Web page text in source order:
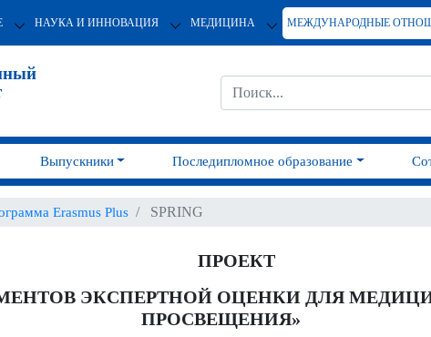
НАУКА И ИННОВАЦИЯ МЕДИЦИНА МЕЖДУНАРОДНЫЕ
Выпускники Последипломное образование
Erasmus Plus SPRING
ПРОЕКТ
ЭКСПЕРТНОЙ ОЦЕНКИ ДЛЯ
ПРОСВЕЩЕНИЯ»